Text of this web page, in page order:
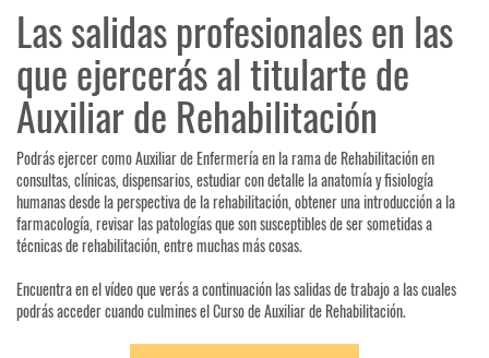
Las salidas profesionales en las
que ejercerás al titularte de
Auxiliar de Rehabilitación
Podrás ejercer como Auxiliar de Enfermería en la rama de Rehabilitación en
consultas, clínicas, dispensarios, estudiar con detalle la anatomía y fisiología
humanas desde la perspectiva de la rehabilitación, obtener una introducción a la
farmacología, revisar las patologías que son susceptibles de ser sometidas a
técnicas de rehabilitación, entre muchas más cosas.
Encuentra en el vídeo que verás a continuación las salidas de trabajo a las cuales
podrás acceder cuando culmines el Curso de Auxiliar de Rehabilitación.